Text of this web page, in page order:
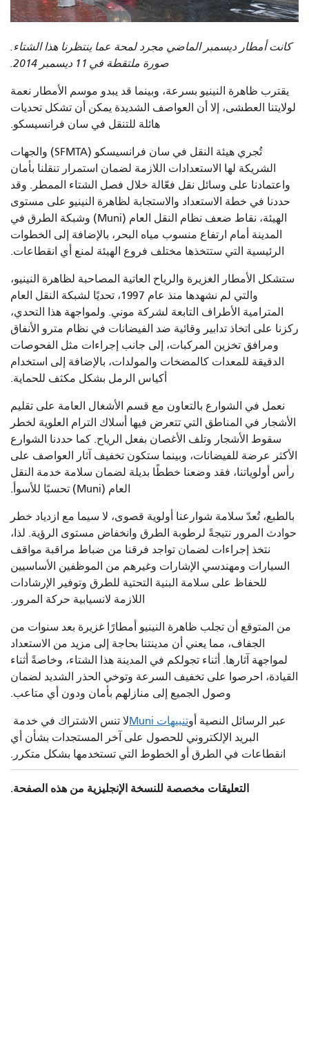
كانت أمطار ديسمبر الماضي مجرد لمحة عما ينتظرنا هذا الشتاء.
صورة ملتقطة في 11 ديسمبر 2014.
يقترب ظاهرة النينيو بسرعة، وبينما قد يبدو موسم الأمطار نعمة
لولايتنا العطشى، إلا أن العواصف الشديدة يمكن أن تشكل تحديات
هائلة للتنقل في سان فرانسيسكو.
تُجري هيئة النقل في سان فرانسيسكو (SFMTA) والجهات
الشريكة لها الاستعدادات اللازمة لضمان استمرار تنقلنا بأمان
واعتمادنا على وسائل نقل فعّالة خلال فصل الشتاء الممطر. وقد
حددنا في خطة الاستعداد والاستجابة لظاهرة النينيو على مستوى
الهيئة، نقاط ضعف نظام النقل العام (Muni) وشبكة الطرق في
المدينة أمام ارتفاع منسوب مياه البحر، بالإضافة إلى الخطوات
الرئيسية التي ستتخذها مختلف فروع الهيئة لمنع أي انقطاعات.
ستشكل الأمطار الغزيرة والرياح العاتية المصاحبة لظاهرة النينيو،
والتي لم نشهدها منذ عام 1997، تحديًا لشبكة النقل العام
المترامية الأطراف التابعة لشركة موني. ولمواجهة هذا التحدي،
ركزنا على اتخاذ تدابير وقائية ضد الفيضانات في نظام مترو الأنفاق
ومرافق تخزين المركبات، إلى جانب إجراءات مثل الفحوصات
الدقيقة للمعدات كالمضخات والمولدات، بالإضافة إلى استخدام
أكياس الرمل بشكل مكثف للحماية.
نعمل في الشوارع بالتعاون مع قسم الأشغال العامة على تقليم
الأشجار في المناطق التي تتعرض فيها أسلاك الترام العلوية لخطر
سقوط الأشجار وتلف الأغصان بفعل الرياح. كما حددنا الشوارع
الأكثر عرضة للفيضانات، وبينما ستكون تخفيف آثار العواصف على
رأس أولوياتنا، فقد وضعنا خططًا بديلة لضمان سلامة خدمة النقل
العام (Muni) تحسبًا للأسوأ.
بالطبع، تُعدّ سلامة شوارعنا أولوية قصوى، لا سيما مع ازدياد خطر
حوادث المرور نتيجةً لرطوبة الطرق وانخفاض مستوى الرؤية. لذا،
نتخذ إجراءات لضمان تواجد فرقنا من ضباط مراقبة مواقف
السيارات ومهندسي الإشارات وغيرهم من الموظفين الأساسيين
للحفاظ على سلامة البنية التحتية للطرق وتوفير الإرشادات
اللازمة لانسيابية حركة المرور.
من المتوقع أن تجلب ظاهرة النينيو أمطارًا غزيرة بعد سنوات من
الجفاف، مما يعني أن مدينتنا بحاجة إلى مزيد من الاستعداد
لمواجهة آثارها. أثناء تجولكم في المدينة هذا الشتاء، وخاصةً أثناء
القيادة، احرصوا على تخفيف السرعة وتوخي الحذر الشديد لضمان
وصول الجميع إلى منازلهم بأمان ودون أي متاعب.
لا تنس الاشتراك في خدمة تنبيهات Muniعبر الرسائل النصية أو
البريد الإلكتروني للحصول على آخر المستجدات بشأن أي
انقطاعات في الطرق أو الخطوط التي تستخدمها بشكل متكرر.
التعليقات مخصصة للنسخة الإنجليزية من هذه الصفحة.